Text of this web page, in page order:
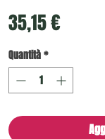
35,15 €Prezzo
Quantità*